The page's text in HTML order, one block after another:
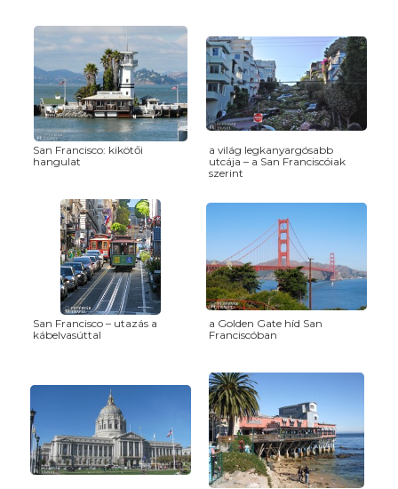
San Francisco: kikötői
hangulat
a világ legkanyargósabb
utcája – a San Franciscóiak
szerint
San Francisco – utazás a
kábelvasúttal
a Golden Gate híd San
Franciscóban